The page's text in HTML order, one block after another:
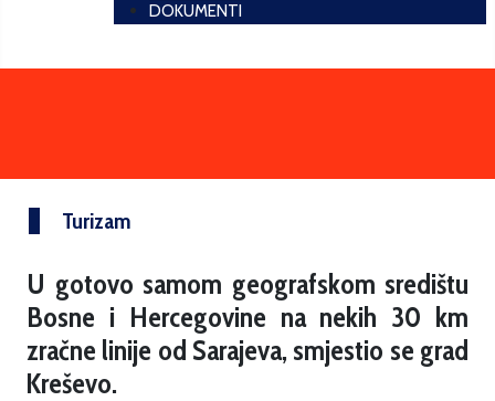
DOKUMENTI
Turizam
U gotovo samom geografskom središtu
Bosne i Hercegovine na nekih 30 km
zračne linije od Sarajeva, smjestio se grad
Kreševo.